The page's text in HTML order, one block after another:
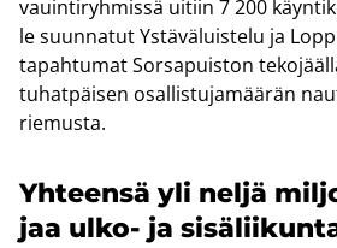
vauin­ti­ryh­mis­sä ui­tiin 7 200
le suun­na­tut Ys­tä­vä­luis­te­lu ja
tapahtumat Sors­a­puis­ton
tu­hat­päi­sen osal­lis­tu­ja­mää­rän
rie­mus­ta.
Yh­teen­sä yli neljä
jaa ulko- ja